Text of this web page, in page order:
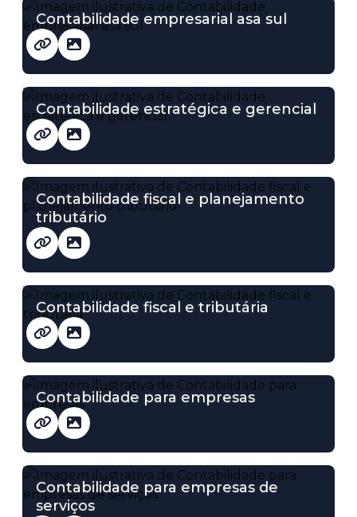
Contabilidade empresarial asa sul
Contabilidade estratégica e gerencial
Contabilidade fiscal e planejamento
tributário
Contabilidade fiscal e tributária
Contabilidade para empresas
Contabilidade para empresas de
serviços